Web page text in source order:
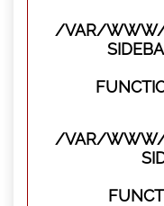
/VAR/WWW/
/VAR/WWW/